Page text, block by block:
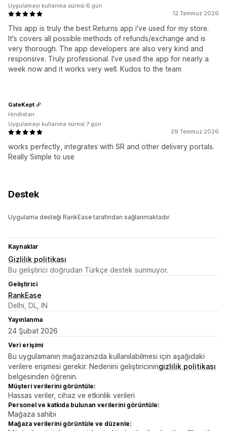
12 Temmuz 2026
This app is truly the best Returns app i've used for my store.
It's covers all possible methods of refunds/exchange and is
very thorough. The app developers are also very kind and
responsive. Truly professional. I've used the app for nearly a
week now and it works very well. Kudos to the team
Uygulamayı kullanma süresi:6 gün
29 Temmuz 2026
works perfectly, integrates with SR and other delivery portals.
Really Simple to use
GateKept
Hindistan
Uygulamayı kullanma süresi:7 gün
Destek
Uygulama desteği RankEase tarafından sağlanmaktadır.
Kaynaklar
Gizlilik politikası
Bu geliştirici doğrudan Türkçe destek sunmuyor.
Geliştirici
RankEase
Delhi, DL, IN
Yayınlanma
24 Şubat 2026
Veri erişimi
Bu uygulamanın mağazanızda kullanılabilmesi için aşağıdaki
verilere erişmesi gerekir. Nedenini geliştiriciningizlilik politikası
belgesinden öğrenin.
Müşteri verilerini görüntüle:
Hassas veriler, cihaz ve etkinlik verileri
Personel ve katkıda bulunan verilerini görüntüle:
Mağaza sahibi
Mağaza verilerini görüntüle ve düzenle: